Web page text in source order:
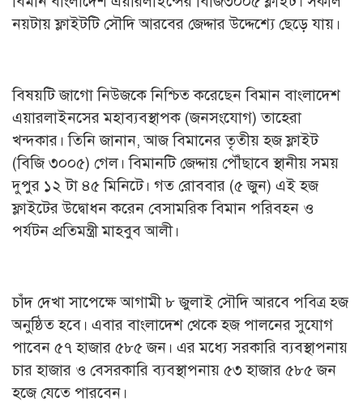
নয়টায় ফ্লাইটটি সৌদি আরবের জেদ্দার উদ্দেশ্যে ছেড়ে যায়।
বিষয়টি জাগো নিউজকে নিশ্চিত করেছেন বিমান বাংলাদেশ
এয়ারলাইনসের মহাব্যবস্থাপক (জনসংযোগ) তাহেরা
খন্দকার। তিনি জানান, আজ বিমানের তৃতীয় হজ ফ্লাইট
(বিজি ৩০০৫) গেল। বিমানটি জেদ্দায় পৌঁছাবে স্থানীয় সময়
দুপুর ১২ টা ৪৫ মিনিটে। গত রোববার (৫ জুন) এই হজ
ফ্লাইটের উদ্বোধন করেন বেসামরিক বিমান পরিবহন ও
পর্যটন প্রতিমন্ত্রী মাহবুব আলী।
চাঁদ দেখা সাপেক্ষে আগামী ৮ জুলাই সৌদি আরবে পবিত্র হজ
অনুষ্ঠিত হবে। এবার বাংলাদেশ থেকে হজ পালনের সুযোগ
পাবেন ৫৭ হাজার ৫৮৫ জন। এর মধ্যে সরকারি ব্যবস্থাপনায়
চার হাজার ও বেসরকারি ব্যবস্থাপনায় ৫৩ হাজার ৫৮৫ জন
হজে যেতে পারবেন।